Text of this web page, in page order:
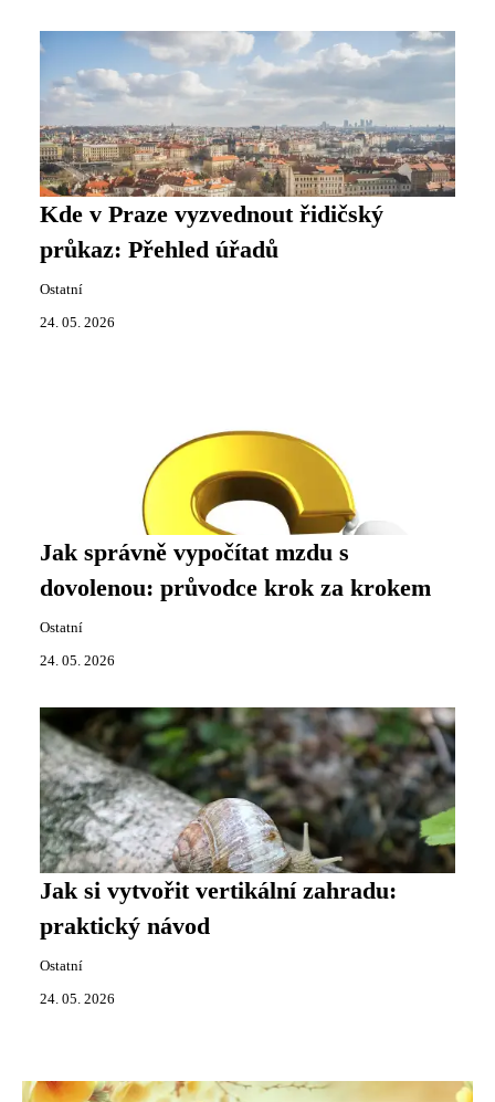
Kde v Praze vyzvednout řidičský
průkaz: Přehled úřadů
Ostatní
24. 05. 2026
Jak správně vypočítat mzdu s
dovolenou: průvodce krok za krokem
Ostatní
24. 05. 2026
Jak si vytvořit vertikální zahradu:
praktický návod
Ostatní
24. 05. 2026